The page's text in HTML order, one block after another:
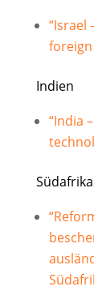
“Israel
foreign
Indien
“India
Südafrika